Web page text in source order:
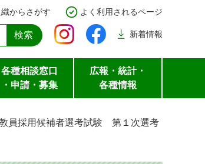
からさがす よく利用されるページ
新着情報
各種相談窓口
・申請・募集
広報・統計・
各種情報
員採用候補者選考試験 第１次選考